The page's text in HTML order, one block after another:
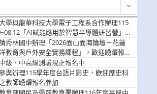
學與龍華科技大學電子工程系合作辦理115
「AI賦能應用於智慧半導體研習營」，
名參加
秀林國中辦理「2026面山面海論壇－花蓮
教育與戶外安全實務課程」，歡迎踴躍報名
級、中高級測驗現正報名中
與辦理115學年度台語片影史，歡迎歷史科
教師踴躍報名參加